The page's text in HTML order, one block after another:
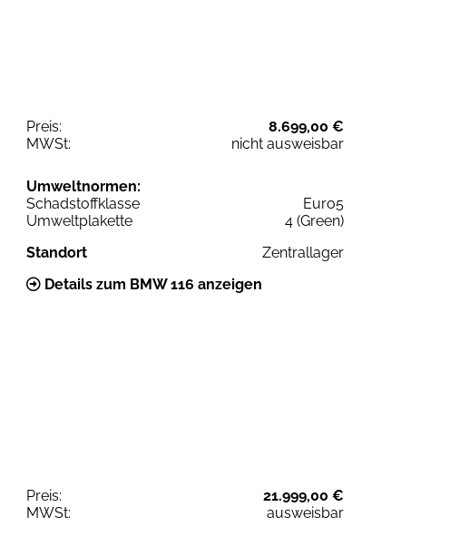
Preis:
8.699,00 €
MWSt:
nicht ausweisbar
Umweltnormen:
Schadstoffklasse
Euro5
Umweltplakette
4 (Green)
Standort
Zentrallager
Details zum BMW 116 anzeigen
Preis:
21.999,00 €
MWSt:
ausweisbar